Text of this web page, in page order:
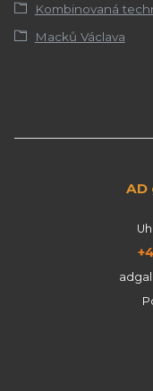
Kombinovaná
Macků Václava
AD